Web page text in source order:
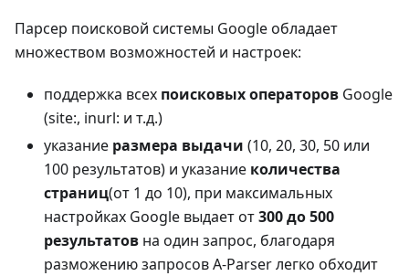
Парсер поисковой системы Google обладает
множеством возможностей и настроек:
поддержка всех поисковых операторов Google
(site:, inurl: и т.д.)
указание размера выдачи (10, 20, 30, 50 или
100 результатов) и указание количества
страниц(от 1 до 10), при максимальных
настройках Google выдает от300 до 500
результатов на один запрос, благодаря
разможению запросов A-Parser легко обходит